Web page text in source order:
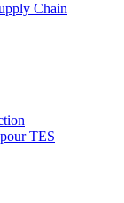
Chain
TES